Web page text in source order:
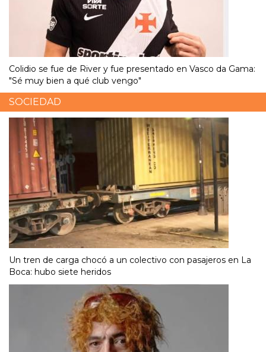
Colidio se fue de River y fue presentado en Vasco da Gama:
"Sé muy bien a qué club vengo"
SOCIEDAD
Un tren de carga chocó a un colectivo con pasajeros en La
Boca: hubo siete heridos